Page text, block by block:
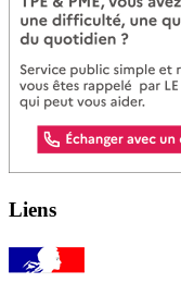
Liens